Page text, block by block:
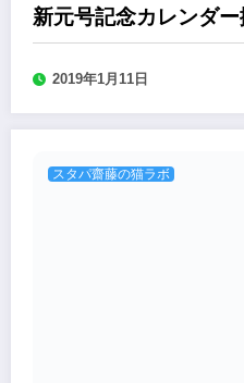
新元号記念カレンダ
2019年1月11日
スタパ齋藤の猫ラボ